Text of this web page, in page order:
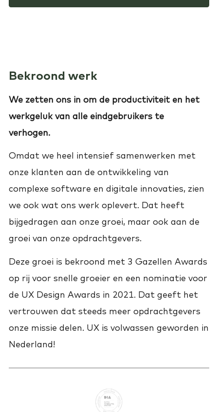
Bekroond werk
We zetten ons in om de productiviteit en het
werkgeluk van alle eindgebruikers te
verhogen.
Omdat we heel intensief samenwerken met
onze klanten aan de ontwikkeling van
complexe software en digitale innovaties, zien
we ook wat ons werk oplevert. Dat heeft
bijgedragen aan onze groei, maar ook aan de
groei van onze opdrachtgevers.
Deze groei is bekroond met 3 Gazellen Awards
op rij voor snelle groeier en een nominatie voor
de UX Design Awards in 2021. Dat geeft het
vertrouwen dat steeds meer opdrachtgevers
onze missie delen. UX is volwassen geworden in
Nederland!